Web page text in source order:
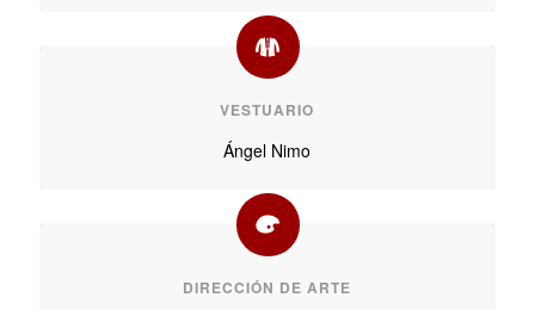
VESTUARIO
Ángel Nimo
DIRECCIÓN DE ARTE